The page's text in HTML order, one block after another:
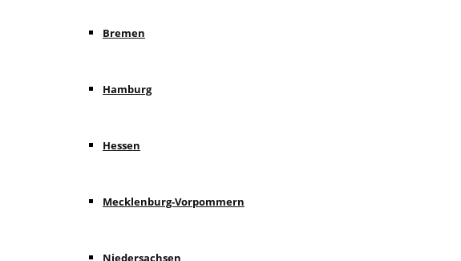
Bremen
Hamburg
Hessen
Mecklenburg-Vorpommern
Niedersachsen